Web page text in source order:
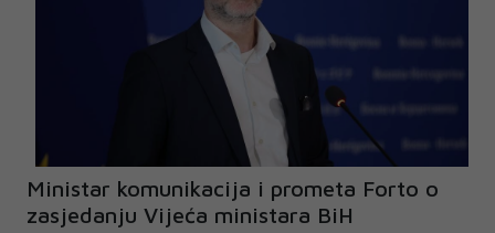
Ministar komunikacija i prometa Forto o
zasjedanju Vijeća ministara BiH